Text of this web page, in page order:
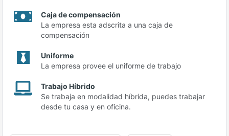
Caja de compensación
La empresa esta adscrita a una caja de
compensación
Uniforme
La empresa provee el uniforme de trabajo
Trabajo Híbrido
Se trabaja en modalidad híbrida, puedes trabajar
desde tu casa y en oficina.